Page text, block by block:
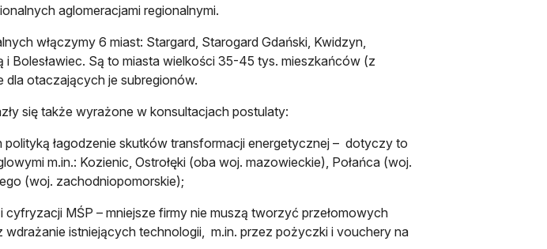
aglomeracjami regionalnymi.
włączymy 6 miast: Stargard, Starogard Gdański, Kwidzyn,
Bolesławiec. Są to miasta wielkości 35-45 tys. mieszkańców (z
dla otaczających je subregionów.
się także wyrażone w konsultacjach postulaty:
łagodzenie skutków transformacji energetycznej – dotyczy to
m.in.: Kozienic, Ostrołęki (oba woj. mazowieckie), Połańca (woj.
(woj. zachodniopomorskie);
cyfryzacji MŚP – mniejsze firmy nie muszą tworzyć przełomowych
wdrażanie istniejących technologii, m.in. przez pożyczki i vouchery na